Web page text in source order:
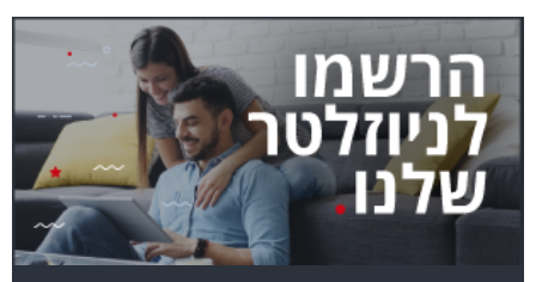
ניוזלטרים
מייל
אדום